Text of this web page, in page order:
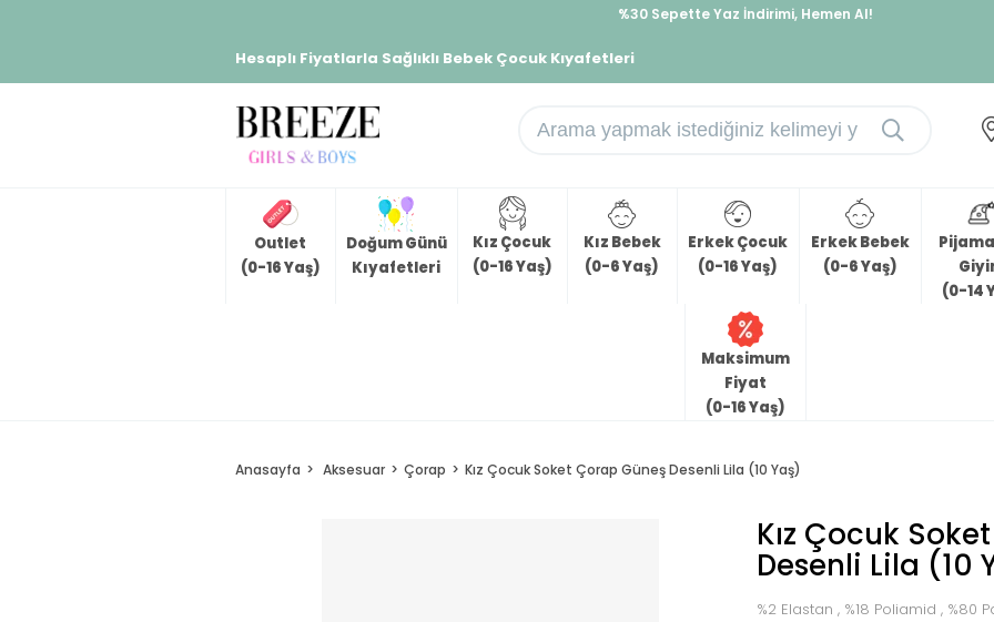
%30 Sepette Yaz İndirimi, Hemen Al!
Hesaplı Fiyatlarla Sağlıklı Bebek Çocuk Kıyafetleri
Outlet
(0-16 Yaş)
Doğum Günü
Kıyafetleri
Kız Çocuk
(0-16 Yaş)
Kız Bebek
(0-6 Yaş)
Erkek Çocuk
(0-16 Yaş)
Erkek Bebek
(0-6 Yaş)
(0-14
Maksimum
Fiyat
(0-16 Yaş)
Anasayfa Aksesuar Çorap Kız Çocuk Soket Çorap Güneş Desenli Lila (10 Yaş)
Kız Çocuk
Desenli Lila (10
%2 Elastan , %18 Poliamid , %80